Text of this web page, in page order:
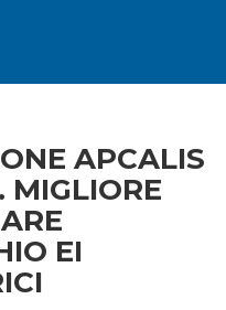
APCALIS
MIGLIORE
EI